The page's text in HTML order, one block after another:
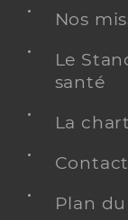
Nos
Le
santé
La
Contact
Plan